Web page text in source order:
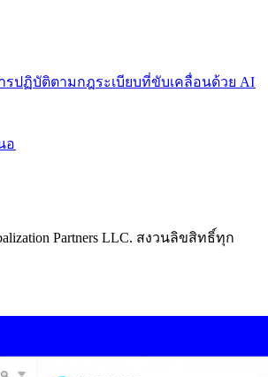
รปฏิบัติตามกฎระเบียบที่ขับเคลื่อนด้วย AI​​
อ​​
Partners LLC. สงวนลิขสิทธิ์ทุก